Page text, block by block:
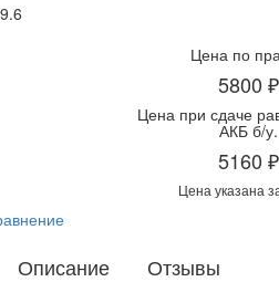
9.6
Цена по
5800 ₽
Цена при сдаче
АКБ б/у.
5160 ₽
Цена указана
Описание Отзывы